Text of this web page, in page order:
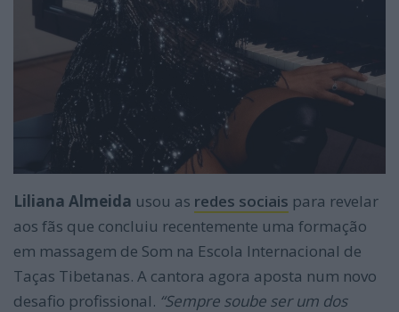
Liliana Almeida usou as redes sociais para revelar
aos fãs que concluiu recentemente uma formação
em massagem de Som na Escola Internacional de
Taças Tibetanas. A cantora agora aposta num novo
desafio profissional. “Sempre soube ser um dos